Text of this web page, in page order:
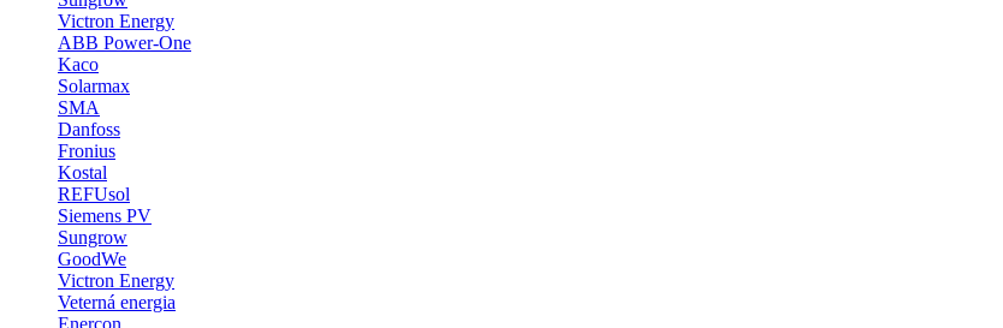
Victron Energy
ABB Power-One
Kaco
Solarmax
SMA
Danfoss
Fronius
Kostal
REFUsol
Siemens PV
Sungrow
GoodWe
Victron Energy
Veterná energia
Enercon